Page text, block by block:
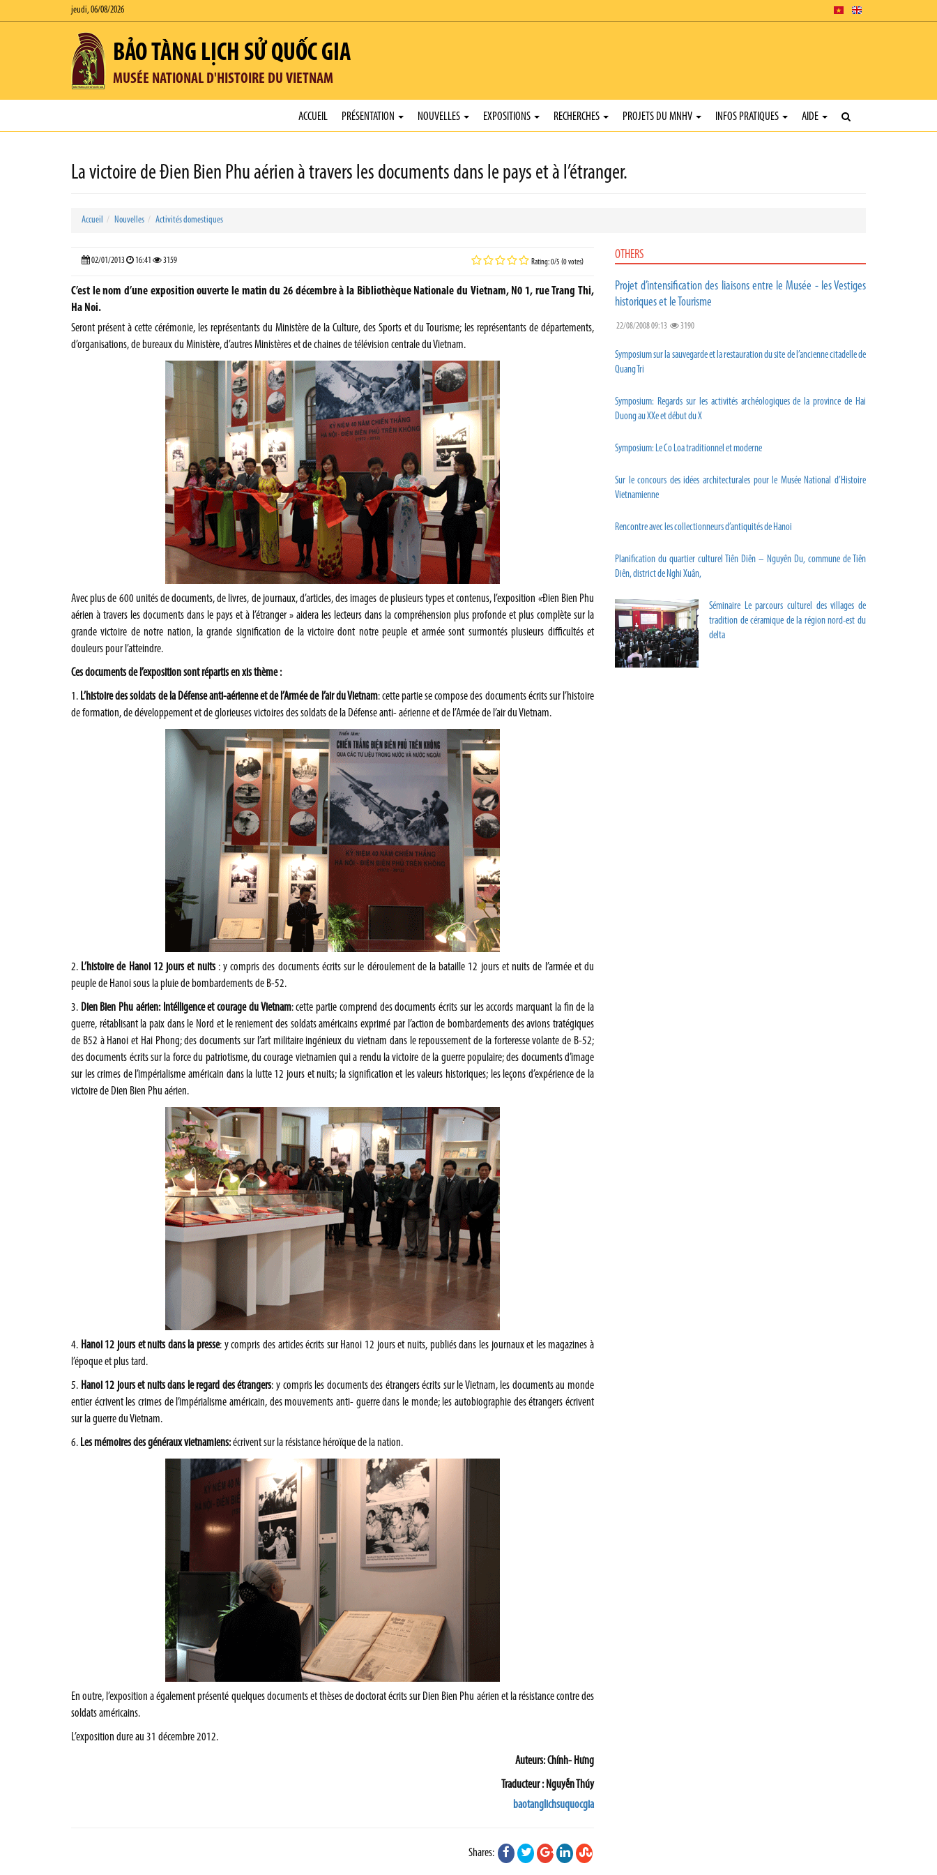
jeudi, 06/08/2026
BẢO TÀNG LỊCH SỬ QUỐC GIA
MUSÉE NATIONAL D'HISTOIRE DU VIETNAM
ACCUEIL PRÉSENTATION NOUVELLES EXPOSITIONS RECHERCHES PROJETS DU MNHV INFOS PRATIQUES AIDE
La victoire de Đien Bien Phu aérien à travers les documents dans le pays et à l’étranger.
Accueil Nouvelles Activités domestiques
02/01/2013 16:41 3159 Rating: 0/5 (0 votes)
C’est le nom d’une exposition ouverte le matin du 26 décembre à la Bibliothèque Nationale du Vietnam, N0 1, rue Trang Thi,
Ha Noi.
Seront présent à cette cérémonie, les représentants du Ministère de la Culture, des Sports et du Tourisme; les représentants de départements,
d’organisations, de bureaux du Ministère, d’autres Ministères et de chaines de télévision centrale du Vietnam.
Avec plus de 600 unités de documents, de livres, de journaux, d’articles, des images de plusieurs types et contenus, l’exposition «Đien Bien Phu
aérien à travers les documents dans le pays et à l’étranger » aidera les lecteurs dans la compréhension plus profonde et plus complète sur la
grande victoire de notre nation, la grande signification de la victoire dont notre peuple et armée sont surmontés plusieurs difficultés et
douleurs pour l’atteindre.
Ces documents de l’exposition sont répartis en xis thème :
1. L’histoire des soldats de la Défense anti-aérienne et de l’Armée de l’air du Vietnam: cette partie se compose des documents écrits sur l’histoire
de formation, de développement et de glorieuses victoires des soldats de la Défense anti- aérienne et de l’Armée de l’air du Vietnam.
2. L’histoire de Hanoi 12 jours et nuits: y compris des documents écrits sur le déroulement de la bataille 12 jours et nuits de l’armée et du
peuple de Hanoi sous la pluie de bombardements de B-52.
3. Dien Bien Phu aérien: Intélligence et courage du Vietnam: cette partie comprend des documents écrits sur les accords marquant la fin de la
guerre, rétablisant la paix dans le Nord et le reniement des soldats américains exprimé par l’action de bombardements des avions tratégiques
de B52 à Hanoi et Hai Phong; des documents sur l’art militaire ingénieux du vietnam dans le repoussement de la forteresse volante de B-52;
des documents écrits sur la force du patriotisme, du courage vietnamien qui a rendu la victoire de la guerre populaire; des documents d’image
sur les crimes de l’impérialisme américain dans la lutte 12 jours et nuits; la signification et les valeurs historiques; les leçons d’expérience de la
victoire de Dien Bien Phu aérien.
4. Hanoi 12 jours et nuits dans la presse: y compris des articles écrits sur Hanoi 12 jours et nuits, publiés dans les journaux et les magazines à
l’époque et plus tard.
5. Hanoi 12 jours et nuits dans le regard des étrangers: y compris les documents des étrangers écrits sur le Vietnam, les documents au monde
entier écrivent les crimes de l’impérialisme américain, des mouvements anti- guerre dans le monde; les autobiographie des étrangers écrivent
sur la guerre du Vietnam.
6. Les mémoires des généraux vietnamiens:écrivent sur la résistance héroïque de la nation.
En outre, l’exposition a également présenté quelques documents et thèses de doctorat écrits sur Dien Bien Phu aérien et la résistance contre des
soldats américains.
L’exposition dure au 31 décembre 2012.
Auteurs: Chính- Hưng
Traducteur : Nguyễn Thúy
baotanglichsuquocgia
Shares:
OTHERS
Projet d’intensification des liaisons entre le Musée - les Vestiges
historiques et le Tourisme
22/08/2008 09:13 3190
Symposium sur la sauvegarde et la restauration du site de l’ancienne citadelle de
Quang Tri
Symposium: Regards sur les activités archéologiques de la province de Hai
Duong au XXe et début du X
Symposium: Le Co Loa traditionnel et moderne
Sur le concours des idées architecturales pour le Musée National d’Histoire
Vietnamienne
Rencontre avec les collectionneurs d’antiquités de Hanoi
Planification du quartier culturel Tiên Diên – Nguyên Du, commune de Tiên
Diên, district de Nghi Xuân,
Séminaire Le parcours culturel des villages de
tradition de céramique de la région nord-est du
delta